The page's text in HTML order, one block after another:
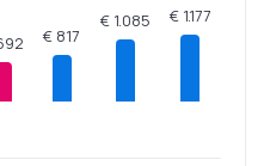
€ 817
€ 1.085 € 1.177